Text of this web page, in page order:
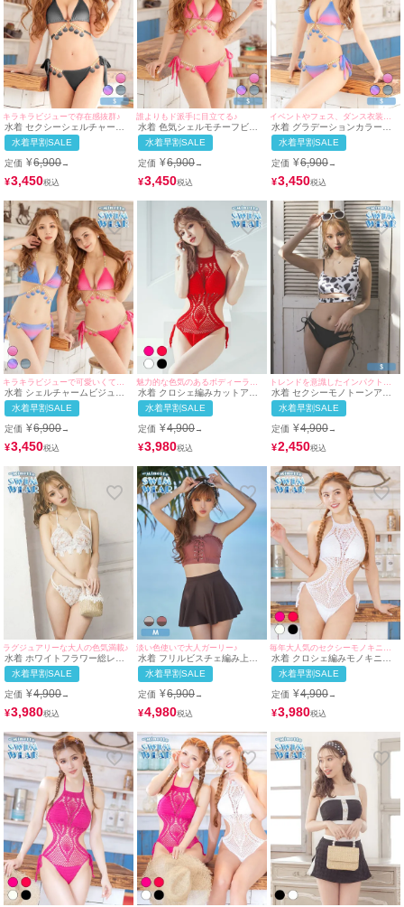
キラキラビジューで存在感抜群♪
水着 セクシーシェルチャーム
グラデーションカラービジュー
三角ホルターネックビキニ
水着早割SALE
定価 ¥6,900→
¥3,450
誰よりもド派手に目立てる♪
水着 色気シェルモチーフビジ
ュー付きグラデーション三角ホ
ルターネックビキニ
水着早割SALE
定価 ¥6,900→
¥3,450
水着 グラデーションカラーシ
ェルチャームビジュー三角ホル
ターネックビキニ
水着早割SALE
定価 ¥6,900→
¥3,450
水着 シェルチャームビジュー
付きグラデーション三角ホルタ
ーネックビキニ
水着早割SALE
定価 ¥6,900→
¥3,450
水着 クロシェ編みカットアウ
トモノキニホルターネックビキ
ニ水着早割SALE
定価 ¥4,900→
¥3,980
水着 セクシーモノトーンアニ
マルカットアウトビスチェビキ
ニ水着早割SALE
定価 ¥4,900→
¥2,450
ラグジュアリーな大人の色気満載♪
水着 ホワイトフラワー総レー
ス三角ホルターネックビキニ
水着早割SALE
定価 ¥4,900→
¥3,980
淡い色使いで大人ガーリー♪
水着 フリルビスチェ編み上げ
リボンガーリー体型カバーショ
ートパンツフレアスカートハイ
ウエストビキニ
水着早割SALE
定価 ¥6,900→
¥4,980
水着 クロシェ編みモノキニハ
イネックホルターネックビキニ
水着早割SALE
定価 ¥4,900→
¥3,980